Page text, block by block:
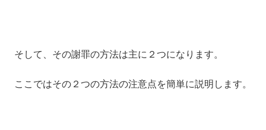
そして、その謝罪の方法は主に２つになります。
ここではその２つの方法の注意点を簡単に説明します。